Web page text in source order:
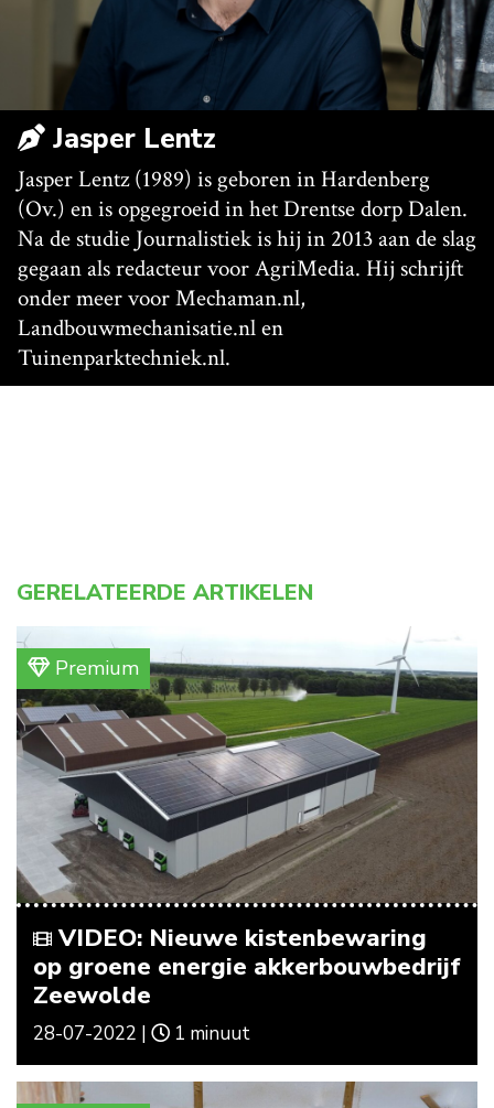
Jasper Lentz
Jasper Lentz (1989) is geboren in Hardenberg
(Ov.) en is opgegroeid in het Drentse dorp Dalen.
Na de studie Journalistiek is hij in 2013 aan de slag
gegaan als redacteur voor AgriMedia. Hij schrijft
onder meer voor Mechaman.nl,
Landbouwmechanisatie.nl en
Tuinenparktechniek.nl.
GERELATEERDE ARTIKELEN
Premium
VIDEO: Nieuwe kistenbewaring
op groene energie akkerbouwbedrijf
Zeewolde
28-07-2022 | 1 minuut